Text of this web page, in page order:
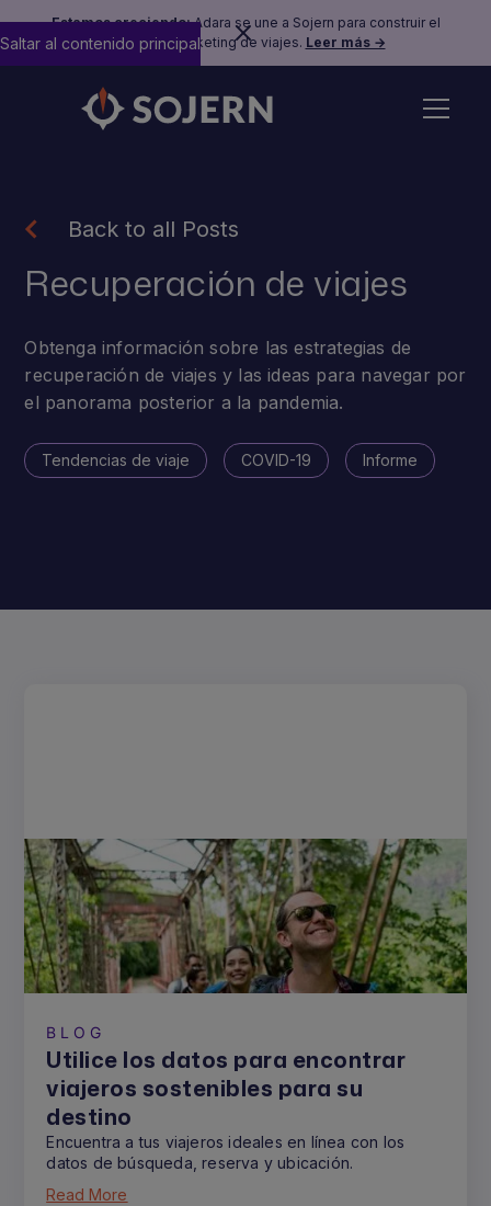
Estamos creciendo:Adara se une a Sojern para construir el
futuro del marketing de viajes. Leer más →
Saltar al contenido principal
Back to all Posts
Recuperación de viajes
Obtenga información sobre las estrategias de
recuperación de viajes y las ideas para navegar por
el panorama posterior a la pandemia.
Tendencias de viaje COVID-19 Informe
BLOG
Utilice los datos para encontrar
viajeros sostenibles para su
destino
Encuentra a tus viajeros ideales en línea con los
datos de búsqueda, reserva y ubicación.
Read More